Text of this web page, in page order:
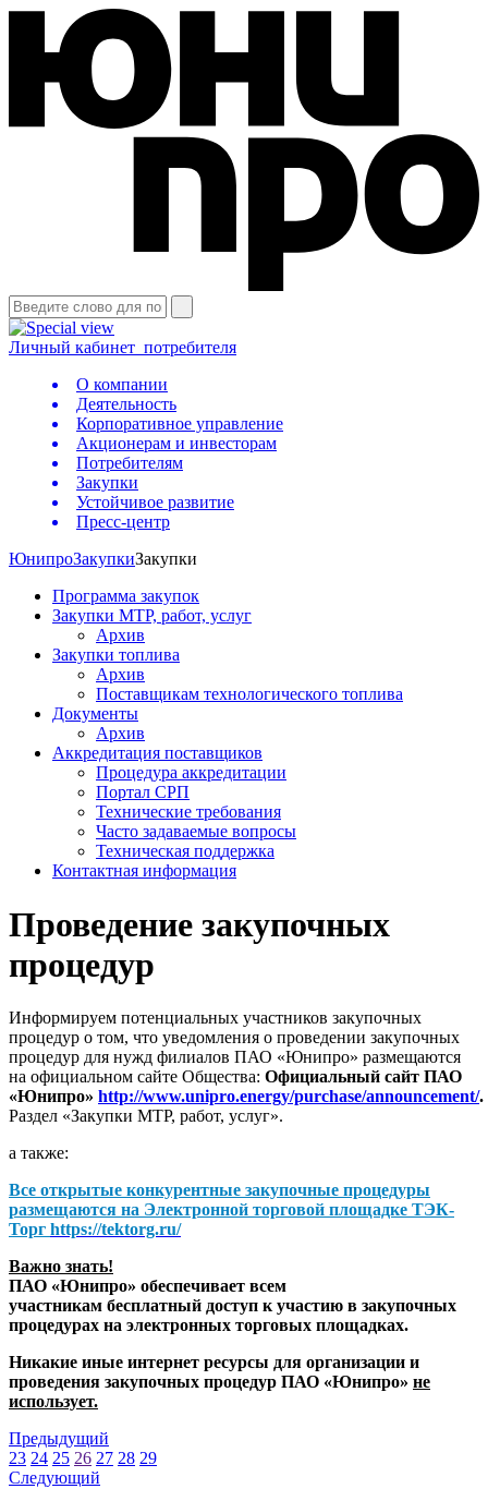
Личный кабинет потребителя
О компании
Деятельность
Корпоративное управление
Акционерам и инвесторам
Потребителям
Закупки
Устойчивое развитие
Пресс-центр
ЮнипроЗакупкиЗакупки
Программа закупок
Закупки МТР, работ, услуг
Архив
Закупки топлива
Архив
Поставщикам технологического топлива
Документы
Архив
Аккредитация поставщиков
Процедура аккредитации
Портал СРП
Технические требования
Часто задаваемые вопросы
Техническая поддержка
Контактная информация
Проведение закупочных
процедур
Информируем потенциальных участников закупочных
процедур о том, что уведомления о проведении закупочных
процедур для нужд филиалов ПАО «Юнипро» размещаются
на официальном сайте Общества: Официальный сайт ПАО
«Юнипро» http://www.unipro.energy/purchase/announcement/.
Раздел «Закупки МТР, работ, услуг».
а также:
Все открытые конкурентные закупочные процедуры
размещаются на Электронной торговой площадке ТЭК-
Торг https://tektorg.ru/
Важно знать!
ПАО «Юнипро» обеспечивает всем
участникам бесплатный доступ к участию в закупочных
процедурах на электронных торговых площадках.
Никакие иные интернет ресурсы для организации и
проведения закупочных процедур ПАО «Юнипро» не
использует.
Предыдущий
23 24 25 26 27 28 29
Следующий